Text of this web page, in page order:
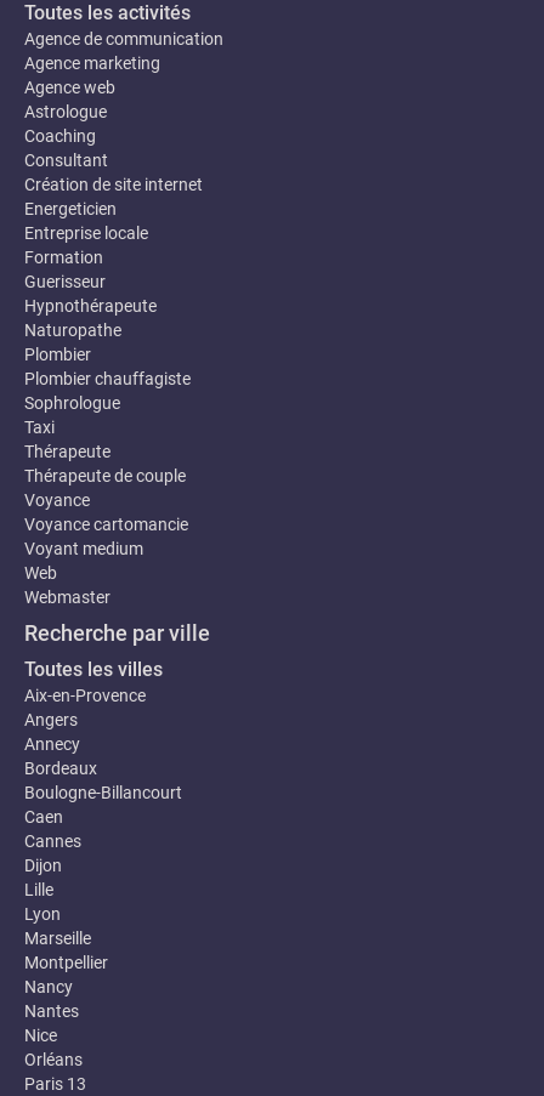
Toutes les activités
Agence de communication
Agence marketing
Agence web
Astrologue
Coaching
Consultant
Création de site internet
Energeticien
Entreprise locale
Formation
Guerisseur
Hypnothérapeute
Naturopathe
Plombier
Plombier chauffagiste
Sophrologue
Taxi
Thérapeute
Thérapeute de couple
Voyance
Voyance cartomancie
Voyant medium
Web
Webmaster
Recherche par ville
Toutes les villes
Aix-en-Provence
Angers
Annecy
Bordeaux
Boulogne-Billancourt
Caen
Cannes
Dijon
Lille
Lyon
Marseille
Montpellier
Nancy
Nantes
Nice
Orléans
Paris 13